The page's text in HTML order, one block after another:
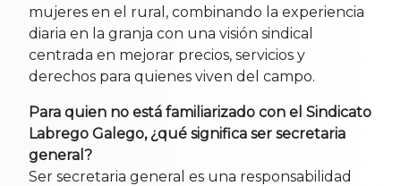
mujeres en el rural, combinando la experiencia
diaria en la granja con una visión sindical
centrada en mejorar precios, servicios y
derechos para quienes viven del campo.
Para quien no está familiarizado con el Sindicato
Labrego Galego, ¿qué significa ser secretaria
general?
Ser secretaria general es una responsabilidad